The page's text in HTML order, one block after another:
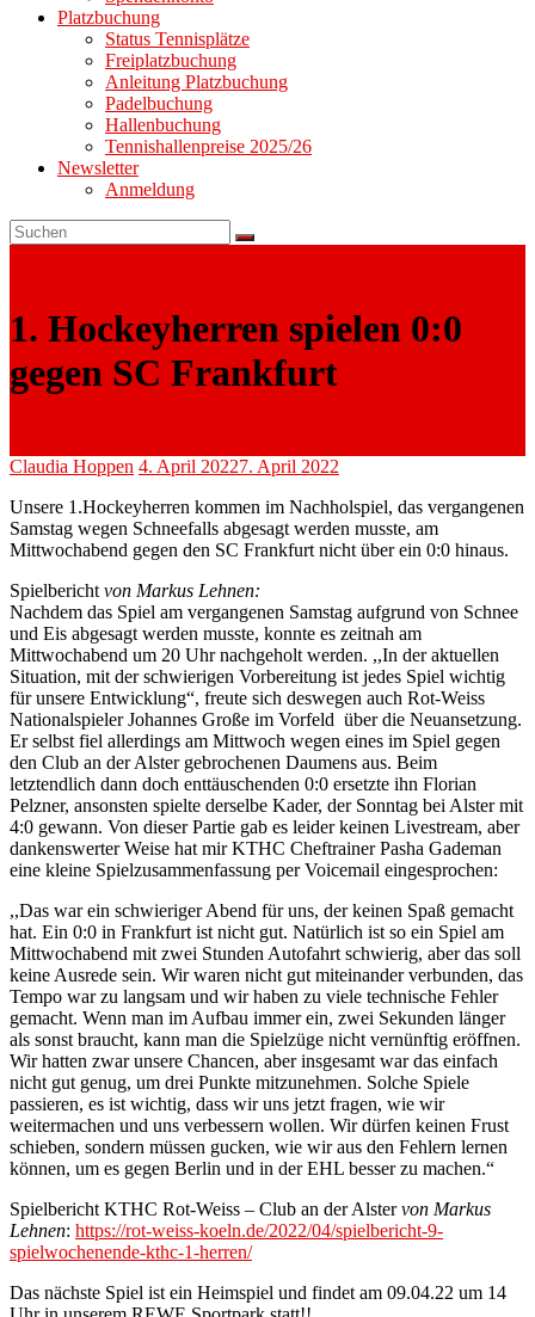
Platzbuchung
Status Tennisplätze
Freiplatzbuchung
Anleitung Platzbuchung
Padelbuchung
Hallenbuchung
Tennishallenpreise 2025/26
Newsletter
Anmeldung
1. Hockeyherren spielen 0:0
gegen SC Frankfurt
Claudia Hoppen 4. April 20227. April 2022
Unsere 1.Hockeyherren kommen im Nachholspiel, das vergangenen
Samstag wegen Schneefalls abgesagt werden musste, am
Mittwochabend gegen den SC Frankfurt nicht über ein 0:0 hinaus.
Spielbericht von Markus Lehnen:
Nachdem das Spiel am vergangenen Samstag aufgrund von Schnee
und Eis abgesagt werden musste, konnte es zeitnah am
Mittwochabend um 20 Uhr nachgeholt werden. ,,In der aktuellen
Situation, mit der schwierigen Vorbereitung ist jedes Spiel wichtig
für unsere Entwicklung“, freute sich deswegen auch Rot-Weiss
Nationalspieler Johannes Große im Vorfeld über die Neuansetzung.
Er selbst fiel allerdings am Mittwoch wegen eines im Spiel gegen
den Club an der Alster gebrochenen Daumens aus. Beim
letztendlich dann doch enttäuschenden 0:0 ersetzte ihn Florian
Pelzner, ansonsten spielte derselbe Kader, der Sonntag bei Alster mit
4:0 gewann. Von dieser Partie gab es leider keinen Livestream, aber
dankenswerter Weise hat mir KTHC Cheftrainer Pasha Gademan
eine kleine Spielzusammenfassung per Voicemail eingesprochen:
,,Das war ein schwieriger Abend für uns, der keinen Spaß gemacht
hat. Ein 0:0 in Frankfurt ist nicht gut. Natürlich ist so ein Spiel am
Mittwochabend mit zwei Stunden Autofahrt schwierig, aber das soll
keine Ausrede sein. Wir waren nicht gut miteinander verbunden, das
Tempo war zu langsam und wir haben zu viele technische Fehler
gemacht. Wenn man im Aufbau immer ein, zwei Sekunden länger
als sonst braucht, kann man die Spielzüge nicht vernünftig eröffnen.
Wir hatten zwar unsere Chancen, aber insgesamt war das einfach
nicht gut genug, um drei Punkte mitzunehmen. Solche Spiele
passieren, es ist wichtig, dass wir uns jetzt fragen, wie wir
weitermachen und uns verbessern wollen. Wir dürfen keinen Frust
schieben, sondern müssen gucken, wie wir aus den Fehlern lernen
können, um es gegen Berlin und in der EHL besser zu machen.“
Spielbericht KTHC Rot-Weiss – Club an der Alstervon Markus
Lehnen: https://rot-weiss-koeln.de/2022/04/spielbericht-9-
spielwochenende-kthc-1-herren/
Das nächste Spiel ist ein Heimspiel und findet am 09.04.22 um 14